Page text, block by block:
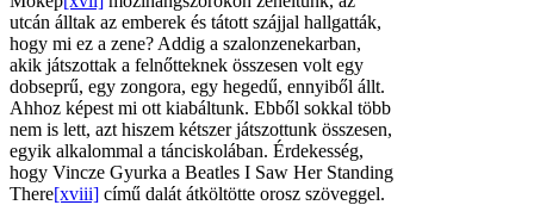
utcán álltak az emberek és tátott szájjal hallgatták,
hogy mi ez a zene? Addig a szalonzenekarban,
akik játszottak a felnőtteknek összesen volt egy
dobseprű, egy zongora, egy hegedű, ennyiből állt.
Ahhoz képest mi ott kiabáltunk. Ebből sokkal több
nem is lett, azt hiszem kétszer játszottunk összesen,
egyik alkalommal a tánciskolában. Érdekesség,
hogy Vincze Gyurka a Beatles I Saw Her Standing
There[xviii] című dalát átköltötte orosz szöveggel.